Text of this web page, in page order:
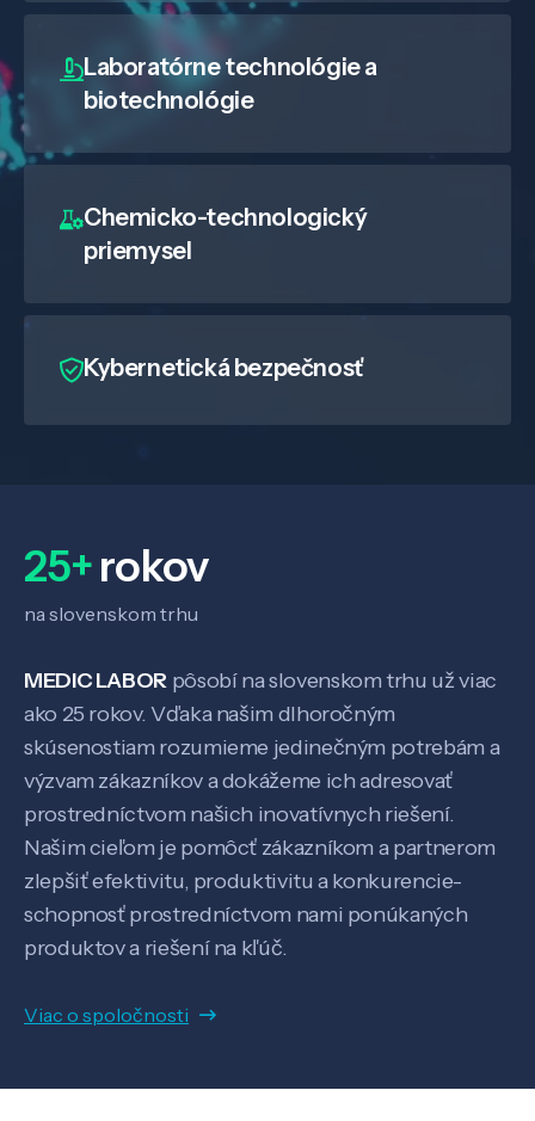
Know-how
O nás
Kontakt
SK
Laboratórne technológie a
biotechnológie
Chemicko-technologický
priemysel
Kybernetická bezpečnosť
25+rokov
na slovenskom trhu
MEDIC LABOR pôsobí na slovenskom trhu už viac
ako 25 rokov. Vďaka našim dlhoročným
skúsenostiam rozumieme jedinečným potrebám a
výzvam zákazníkov a dokážeme ich adresovať
prostredníctvom našich inovatívnych riešení.
Našim cieľom je pomôcť zákazníkom a partnerom
zlepšiť efektivitu, produktivitu a konkurencie-
schopnosť prostredníctvom nami ponúkaných
produktov a riešení na kľúč.
Viac o spoločnosti